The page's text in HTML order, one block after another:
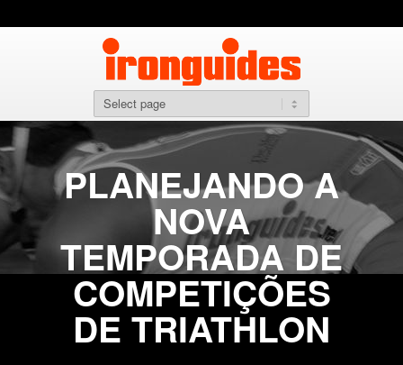
PLANEJANDO A
NOVA
TEMPORADA DE
COMPETIÇÕES
DE TRIATHLON